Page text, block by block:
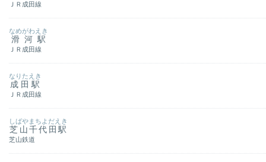
ＪＲ成田線
滑河駅
なめがわえき
ＪＲ成田線
成田駅
なりたえき
ＪＲ成田線
芝山千代田駅
しばやまちよだえき
芝山鉄道